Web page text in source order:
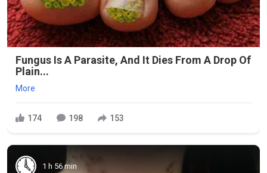
Fungus Is A Parasite, And It Dies From A Drop Of
Plain...
More
174 198 153
1 h 56 min